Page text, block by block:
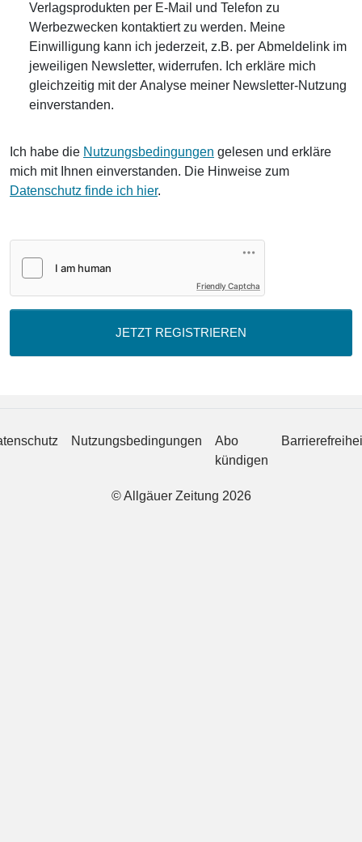
Verlagsprodukten per E-Mail und Telefon zu
Werbezwecken kontaktiert zu werden. Meine
Einwilligung kann ich jederzeit, z.B. per Abmeldelink im
jeweiligen Newsletter, widerrufen. Ich erkläre mich
gleichzeitig mit der Analyse meiner Newsletter-Nutzung
einverstanden.
Ich habe die Nutzungsbedingungen gelesen und erkläre
mich mit Ihnen einverstanden. Die Hinweise zum
Datenschutz finde ich hier.
Friendly Captcha
JETZT REGISTRIEREN
Nutzungsbedingungen
Abo
kündigen
© Allgäuer Zeitung 2026